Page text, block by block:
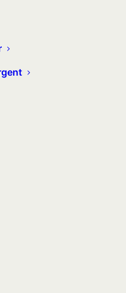
à «
ce genre et
le dernier, tant
semblent
par le
depuis
du
proposition
être tenté de
de ce texte un
de culture
de qui aurait-
ainsi l’épargne
pas
eux-mêmes ?